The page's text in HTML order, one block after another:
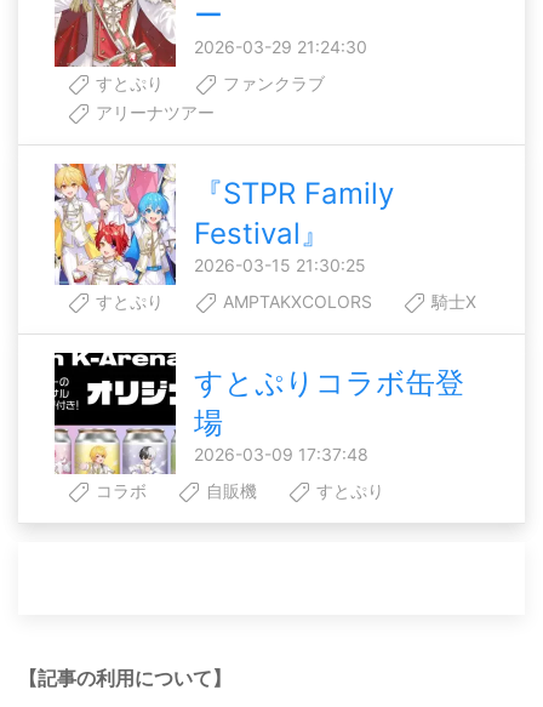
ー
2026-03-29 21:24:30
すとぷり
ファンクラブ
アリーナツアー
『STPR Family
Festival』
2026-03-15 21:30:25
すとぷり
AMPTAKXCOLORS 騎士X
すとぷりコラボ缶登
場
2026-03-09 17:37:48
コラボ
自販機 すとぷり
【記事の利用について】